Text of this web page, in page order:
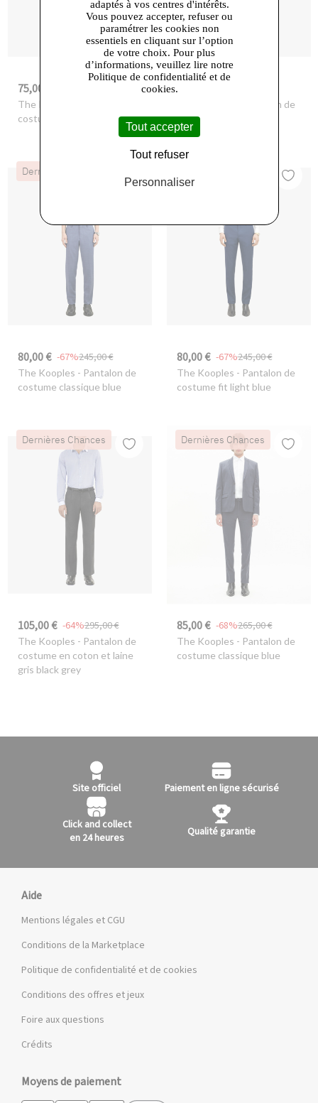
75,00 €
The Kooples
costume seul dark navy
80,00 €
- Pantalon de
costume fit light blue
Dernières Chances
80,00 € 245,00 €
-67%
The Kooples - Pantalon de
costume classique blue
80,00 € 245,00 €
-67%
The Kooples - Pantalon de
costume fit light blue
Dernières Chances
105,00 € 295,00 €
-64%
The Kooples - Pantalon de
costume en coton et laine
gris black grey
Dernières Chances
85,00 € 265,00 €
-68%
The Kooples - Pantalon de
costume classique blue
Site officiel Paiement en ligne sécurisé
Click and collect
en 24 heures
Qualité garantie
Aide
Mentions légales et CGU
Conditions de la Marketplace
Politique de confidentialité et de cookies
Conditions des offres et jeux
Foire aux questions
Crédits
Moyens de paiement
adaptés à vos centres d'intérêts.
Vous pouvez accepter, refuser ou
paramétrer les cookies non
essentiels en cliquant sur l’option
de votre choix. Pour plus
d’informations, veuillez lire notre
Politique de confidentialité et de
cookies.
Tout accepter
Tout refuser
Personnaliser